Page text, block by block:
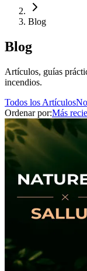
Blog
Blog
Artículos, guías
incendios.
Todos los Artículos
Ordenar por:Más
Noticias
3 min de
La
Sallus Fire
Proteger
En este Día Mundial
Hephaesnus
bosques con Sallus
biodegradable y